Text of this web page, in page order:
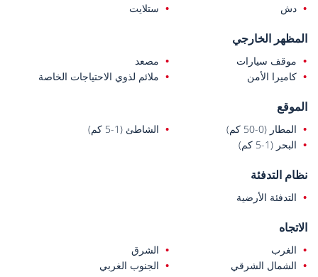
المطار حوالي 11 كيلومترًا.
دش
ستلايت
المظهر الخارجي
موقف سيارات
مصعد
كاميرا الأمن
ملائم لذوي الاحتياجات الخاصة
الموقع
المطار (0-50 كم)
الشاطئ (1-5 كم)
البحر (1-5 كم)
نظام التدفئة
التدفئة الأرضية
الاتجاه
الغرب
الشرق
الشمال الشرقي
الجنوب الغربي